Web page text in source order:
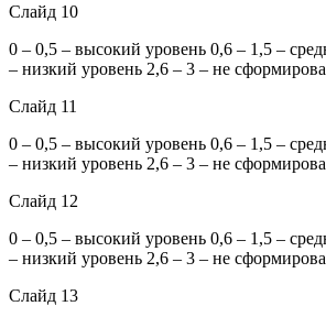
Слайд 10
0 – 0,5 – высокий уровень 0,6 – 1,5 –
– низкий уровень 2,6 – 3 – не
Слайд 11
0 – 0,5 – высокий уровень 0,6 – 1,5 –
– низкий уровень 2,6 – 3 – не
Слайд 12
0 – 0,5 – высокий уровень 0,6 – 1,5 –
– низкий уровень 2,6 – 3 – не
Слайд 13